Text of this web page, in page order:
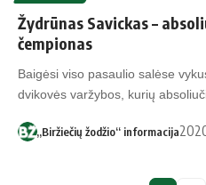
Žydrūnas Savickas –
čempionas
Baigėsi viso pasaulio salėse
dvikovės varžybos, kurių
„Biržiečių žodžio“ informacija